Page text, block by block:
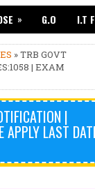
» G.O I.T
» TRB GOVT
| EXAM
|
LAST